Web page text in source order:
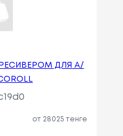
ДЛЯ А/
от 28025 тенге